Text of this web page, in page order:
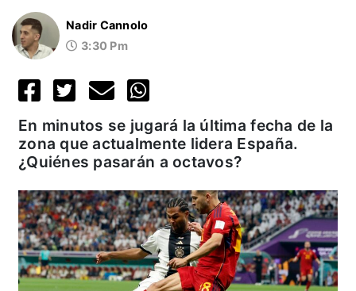
Nadir Cannolo
3:30 Pm
En minutos se jugará la última fecha de la
zona que actualmente lidera España.
¿Quiénes pasarán a octavos?